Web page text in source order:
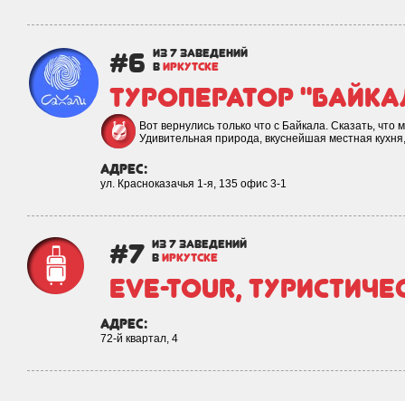
#6 из 7 заведений
в ИРКУТСКЕ
Туроператор
Вот вернулись только что с Байкала. Сказать, что
Удивительная природа, вкуснейшая местная
адрес:
ул. Красноказачья 1-я, 135 офис 3-1
#7 из 7 заведений
в ИРКУТСКЕ
Eve-tour,
адрес:
72-й квартал, 4